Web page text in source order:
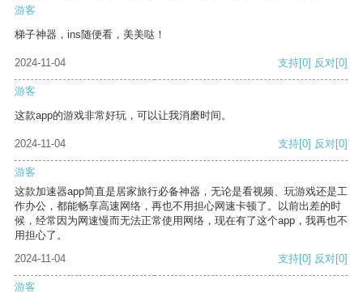
游客
梯子神器，ins随便看，美美哒！
2024-11-04 支持[0] 反对[0]
游客
这款app的游戏非常好玩，可以让我消磨时间。
2024-11-04 支持[0] 反对[0]
游客
这款加速器app简直是居家旅行必备神器，无论是看视频、玩游戏还是工
作办公，都能畅享高速网络，再也不用担心网速卡顿了。以前出差的时
候，经常因为网速慢而无法正常使用网络，现在有了这个app，我再也不
用担心了。
2024-11-04
支持[0] 反对[0]
游客